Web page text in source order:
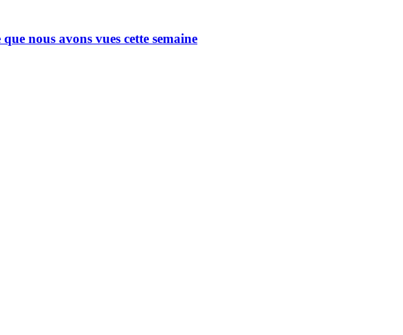
nous avons vues cette semaine